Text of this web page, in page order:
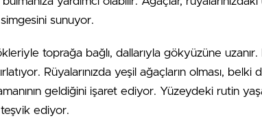
sunuyor.
toprağa bağlı, dallarıyla gökyüzüne uzanır.
Rüyalarınızda yeşil ağaçların olması, belki
geldiğini işaret ediyor. Yüzeydeki rutin
ediyor.